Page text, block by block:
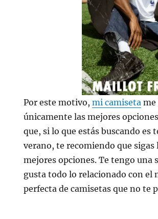
Por este motivo,mi camiseta me
únicamente las mejores
que, si lo que estás buscando es
verano, te recomiendo que
mejores opciones. Te tengo una
gusta todo lo relacionado con
perfecta de camisetas que no te